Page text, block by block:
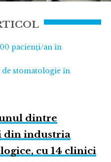
pacienți/an în
de stomatologie în
dintre
din industria
cu 14 clinici